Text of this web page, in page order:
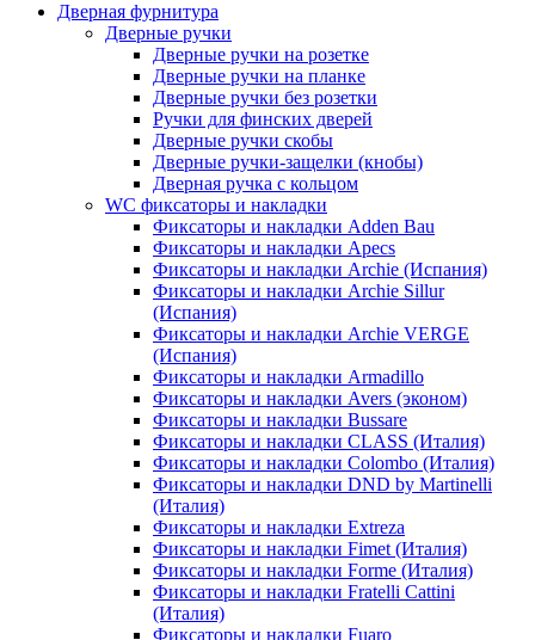
Дверная фурнитура
Дверные ручки
Дверные ручки на розетке
Дверные ручки на планке
Дверные ручки без розетки
Ручки для финских дверей
Дверные ручки скобы
Дверные ручки-защелки (кнобы)
Дверная ручка с кольцом
WC фиксаторы и накладки
Фиксаторы и накладки Adden Bau
Фиксаторы и накладки Apecs
Фиксаторы и накладки Archie (Испания)
Фиксаторы и накладки Archie Sillur
(Испания)
Фиксаторы и накладки Archie VERGE
(Испания)
Фиксаторы и накладки Armadillo
Фиксаторы и накладки Avers (эконом)
Фиксаторы и накладки Bussare
Фиксаторы и накладки CLASS (Италия)
Фиксаторы и накладки Colombo (Италия)
Фиксаторы и накладки DND by Martinelli
(Италия)
Фиксаторы и накладки Extreza
Фиксаторы и накладки Fimet (Италия)
Фиксаторы и накладки Forme (Италия)
Фиксаторы и накладки Fratelli Cattini
(Италия)
Фиксаторы и накладки Fuaro